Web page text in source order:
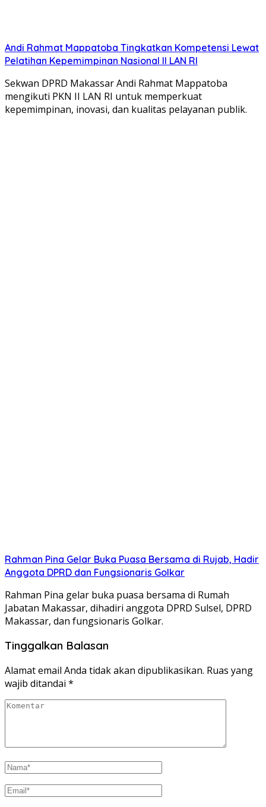
Andi Rahmat Mappatoba Tingkatkan Kompetensi Lewat
Pelatihan Kepemimpinan Nasional II LAN RI
Sekwan DPRD Makassar Andi Rahmat Mappatoba
mengikuti PKN II LAN RI untuk memperkuat
kepemimpinan, inovasi, dan kualitas pelayanan publik.
Rahman Pina Gelar Buka Puasa Bersama di Rujab, Hadir
Anggota DPRD dan Fungsionaris Golkar
Rahman Pina gelar buka puasa bersama di Rumah
Jabatan Makassar, dihadiri anggota DPRD Sulsel, DPRD
Makassar, dan fungsionaris Golkar.
Tinggalkan Balasan
Alamat email Anda tidak akan dipublikasikan. Ruas yang
wajib ditandai *